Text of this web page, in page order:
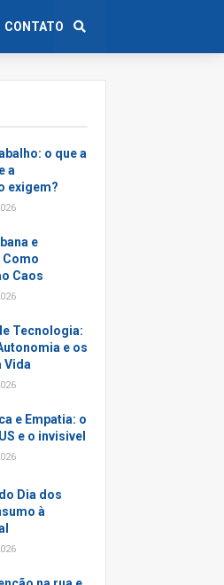
CONTATO
o que a
a
exigem?
e
Caos
Tecnologia:
e os
Vida
e Empatia: o
e o invisivel
Dia dos
à